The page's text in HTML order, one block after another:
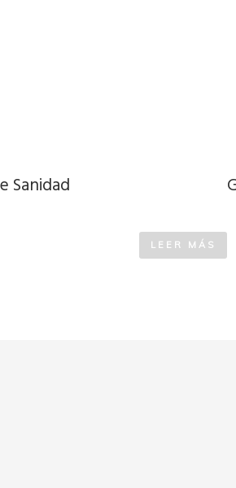
Sanidad
LEER MÁS